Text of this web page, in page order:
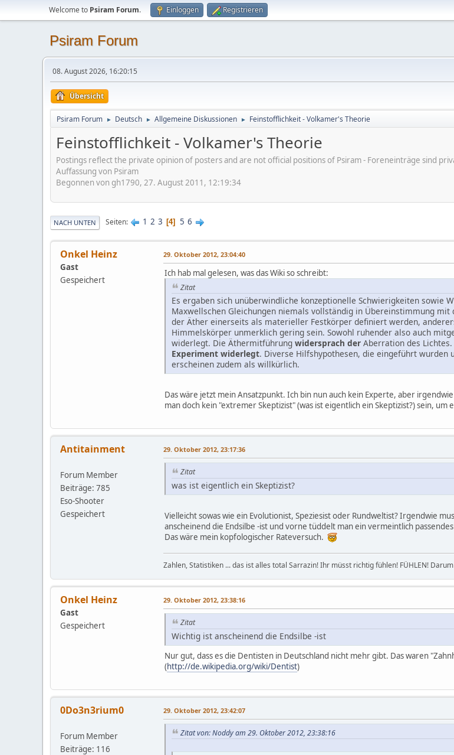
Welcome to Psiram Forum. Einloggen Registrieren
Psiram Forum
08. August 2026, 16:20:15
Übersicht
Psiram Forum ► Deutsch ► Allgemeine Diskussionen ► Feinstofflichkeit - Volkamer's Theorie
Feinstofflichkeit - Volkamer's Theorie
Postings reflect the private opinion of posters and are not official positions of Psiram - Foreneinträge sind
Auffassung von Psiram
Begonnen von gh1790, 27. August 2011, 12:19:34
NACH UNTEN Seiten 1 2 3 4 5 6
Onkel Heinz
Gast
Gespeichert
29. Oktober 2012, 23:04:40
Ich hab mal gelesen, was das Wiki so schreibt:
Zitat
Es ergaben sich unüberwindliche konzeptionelle Schwierigkeiten sowie
Maxwellschen Gleichungen niemals vollständig in Übereinstimmung
der Äther einerseits als materieller Festkörper definiert werden,
Himmelskörper unmerklich gering sein. Sowohl ruhender also auch
widerlegt. Die Äthermitführung widersprach der Aberration des
Experiment widerlegt. Diverse Hilfshypothesen, die eingeführt wurden
erscheinen zudem als willkürlich.
Das wäre jetzt mein Ansatzpunkt. Ich bin nun auch kein Experte, aber
man doch kein "extremer Skeptizist" (was ist eigentlich ein Skeptizist?) sein, um
Antitainment
Forum Member
Beiträge: 785
Eso-Shooter
Gespeichert
29. Oktober 2012, 23:17:36
Zitat
was ist eigentlich ein Skeptizist?
Vielleicht sowas wie ein Evolutionist, Speziesist oder Rundweltist? Irgendwie
anscheinend die Endsilbe -ist und vorne tüddelt man ein vermeintlich
Das wäre mein kopfologischer Rateversuch.
Zahlen, Statistiken ... das ist alles total Sarrazin! Ihr müsst richtig fühlen! FÜHLEN!
Onkel Heinz
Gast
Gespeichert
29. Oktober 2012, 23:38:16
Zitat
Wichtig ist anscheinend die Endsilbe -ist
Nur gut, dass es die Dentisten in Deutschland nicht mehr gibt. Das waren
(http://de.wikipedia.org/wiki/Dentist)
0Do3n3rium0
Forum Member
Beiträge: 116
29. Oktober 2012, 23:42:07
Zitat von: Noddy am 29. Oktober 2012, 23:38:16